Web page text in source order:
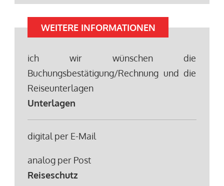
WEITERE INFORMATIONEN
ich wir wünschen die
Buchungsbestätigung/Rechnung und die
Reiseunterlagen
Unterlagen
digital per E-Mail
analog per Post
Reiseschutz